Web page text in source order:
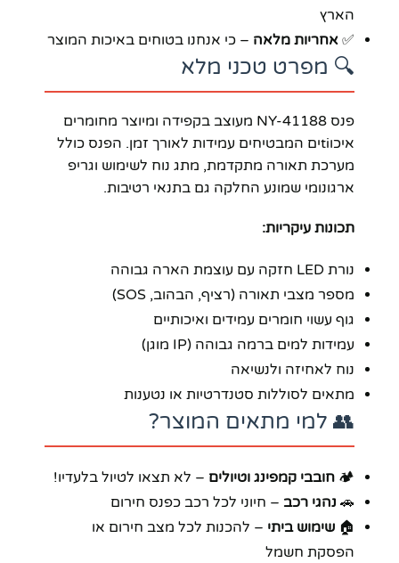
הארץ
✅ אחריות מלאה – כי אנחנו בטוחים באיכות המוצר
🔍 מפרט טכני מלא
פנס NY-41188 מעוצב בקפידה ומיוצר מחומרים
איכוtiים המבטיחים עמידות לאורך זמן. הפנס כולל
מערכת תאורה מתקדמת, מתג נוח לשימוש וגריפ
ארגונומי שמונע החלקה גם בתנאי רטיבות.
תכונות עיקריות:
נורת LED חזקה עם עוצמת הארה גבוהה
מספר מצבי תאורה (רציף, הבהוב, SOS)
גוף עשוי חומרים עמידים ואיכותיים
עמידות למים ברמה גבוהה (IP מוגן)
נוח לאחיזה ולנשיאה
מתאים לסוללות סטנדרטיות או נטענות
👥 למי מתאים המוצר?
🏕️ חובבי קמפינג וטיולים – לא תצאו לטיול בלעדיו!
🚗 נהגי רכב – חיוני לכל רכב כפנס חירום
🏠 שימוש ביתי – להכנות לכל מצב חירום או
הפסקת חשמל